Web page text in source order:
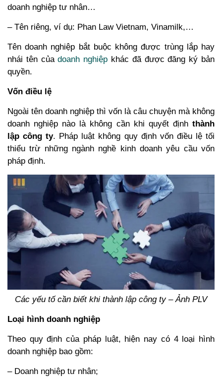
doanh nghiệp tư nhân…
– Tên riêng, ví dụ: Phan Law Vietnam, Vinamilk,…
Tên doanh nghiệp bắt buộc không được trùng lắp hay
nhái tên củadoanh nghiệp khác đã được đăng ký bản
quyền.
Vốn điều lệ
Ngoài tên doanh nghiệp thì vốn là câu chuyện mà không
doanh nghiệp nào là không cần khi quyết định thành
lập công ty. Pháp luật không quy định vốn điều lệ tối
thiểu trừ những ngành nghề kinh doanh yêu cầu vốn
pháp định.
Các yếu tố cần biết khi thành lập công ty – Ảnh PLV
Loại hình doanh nghiệp
Theo quy định của pháp luật, hiện nay có 4 loại hình
doanh nghiệp bao gồm:
– Doanh nghiệp tư nhân;